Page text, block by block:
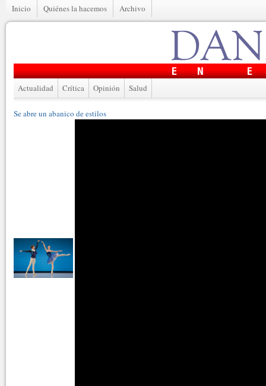
Inicio Quiénes la hacemos Archivo
Actualidad Crítica Opinión Salud
Se abre un abanico de estilos